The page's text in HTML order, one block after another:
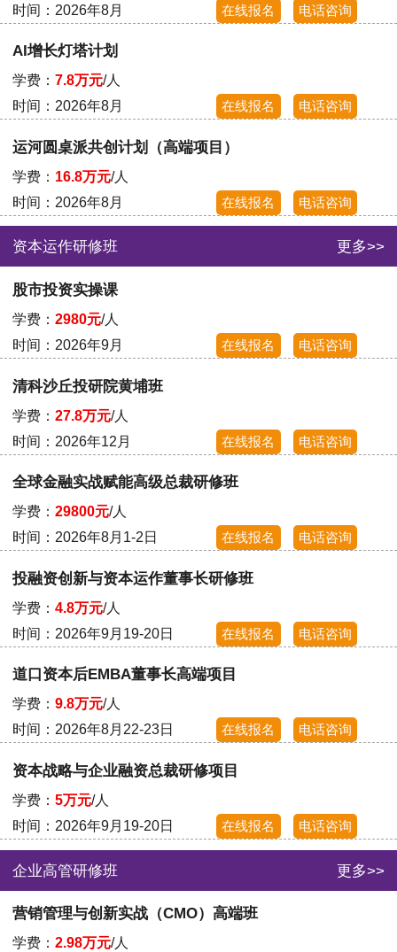
时间：2026年8月
在线报名 电话咨询
AI增长灯塔计划
学费：7.8万元/人
时间：2026年8月
在线报名 电话咨询
运河圆桌派共创计划（高端项目）
学费： 16.8万元/人
时间：2026年8月
在线报名 电话咨询
资本运作研修班 更多>>
股市投资实操课
学费：2980元/人
时间：2026年9月
在线报名 电话咨询
清科沙丘投研院黄埔班
学费：27.8万元/人
时间：2026年12月
在线报名 电话咨询
全球金融实战赋能高级总裁研修班
学费：29800元/人
时间：2026年8月1-2日
在线报名 电话咨询
投融资创新与资本运作董事长研修班
学费：4.8万元/人
时间：2026年9月19-20日
在线报名 电话咨询
道口资本后EMBA董事长高端项目
学费：9.8万元/人
时间：2026年8月22-23日
在线报名 电话咨询
资本战略与企业融资总裁研修项目
学费：5万元/人
时间：2026年9月19-20日
在线报名 电话咨询
企业高管研修班 更多>>
营销管理与创新实战（CMO）高端班
学费：2.98万元/人